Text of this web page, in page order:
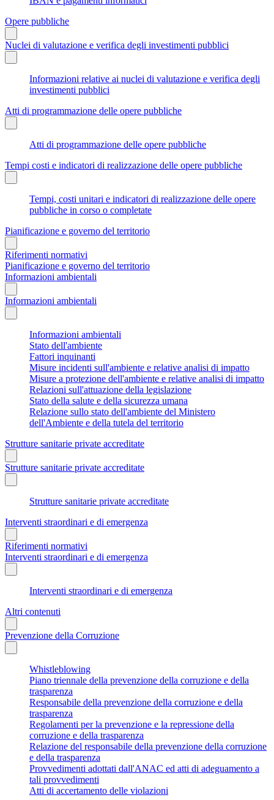
Opere pubbliche
Nuclei di valutazione e verifica degli investimenti pubblici
Informazioni relative ai nuclei di valutazione e verifica degli
investimenti pubblici
Atti di programmazione delle opere pubbliche
Atti di programmazione delle opere pubbliche
Tempi costi e indicatori di realizzazione delle opere pubbliche
Tempi, costi unitari e indicatori di realizzazione delle opere
pubbliche in corso o completate
Pianificazione e governo del territorio
Riferimenti normativi
Pianificazione e governo del territorio
Informazioni ambientali
Informazioni ambientali
Informazioni ambientali
Stato dell'ambiente
Fattori inquinanti
Misure incidenti sull'ambiente e relative analisi di impatto
Misure a protezione dell'ambiente e relative analisi di impatto
Relazioni sull'attuazione della legislazione
Stato della salute e della sicurezza umana
Relazione sullo stato dell'ambiente del Ministero
dell'Ambiente e della tutela del territorio
Strutture sanitarie private accreditate
Strutture sanitarie private accreditate
Strutture sanitarie private accreditate
Interventi straordinari e di emergenza
Riferimenti normativi
Interventi straordinari e di emergenza
Interventi straordinari e di emergenza
Altri contenuti
Prevenzione della Corruzione
Whistleblowing
Piano triennale della prevenzione della corruzione e della
trasparenza
Responsabile della prevenzione della corruzione e della
trasparenza
Regolamenti per la prevenzione e la repressione della
corruzione e della trasparenza
Relazione del responsabile della prevenzione della corruzione
e della trasparenza
Provvedimenti adottati dall'ANAC ed atti di adeguamento a
tali provvedimenti
Atti di accertamento delle violazioni